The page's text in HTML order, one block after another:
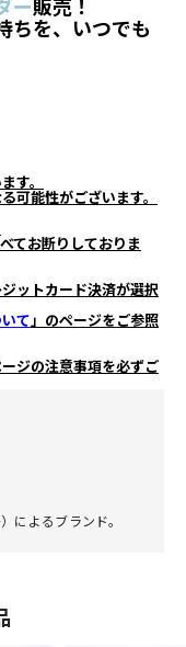
ちを、いつでも
す。
可能性がございます。
てお断りしておりま
ットカード決済が選択
て 」のページをご参照
ージの注意事項を必ずご
によるブランド。